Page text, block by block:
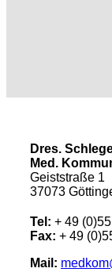
Dres.
Med.
Geiststraße 1
37073
Tel: + 49
Fax: + 49
Mail: